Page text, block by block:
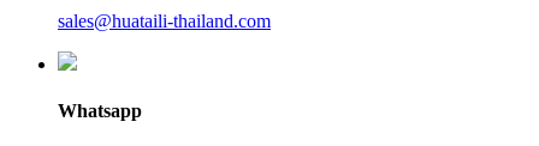
sales@huataili-thailand.com
Whatsapp